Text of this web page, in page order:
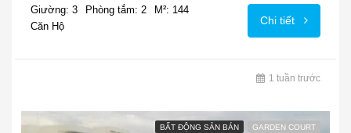
Giường: 3 Phòng tắm: 2
M²: 144
Căn Hộ
Chi tiết
1 tuần trước
BẤT ĐỘNG SẢN BÁN GARDEN COURT